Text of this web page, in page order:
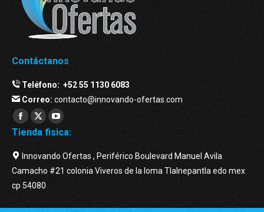
Contáctanos
Teléfono:+52 55 1130 6083
Correo:contacto@innovando-ofertas.com
Facebook
page
opens
in
new
window
Twitter
page
opens
in
new
window
YouTube
page
opens
in
new
window
Tienda fisica:
Innovando Ofertas , Periférico Boulevard Manuel Avila
Camacho #21 colonia Viveros de la loma Tlalnepantla edo mex
cp 54080